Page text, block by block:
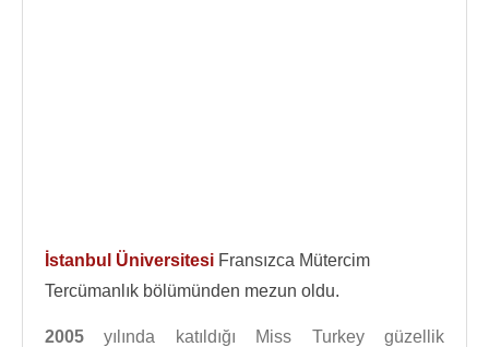
İstanbul Üniversitesi Fransızca Mütercim
Tercümanlık bölümünden mezun oldu.
2005 yılında katıldığı Miss Turkey güzellik